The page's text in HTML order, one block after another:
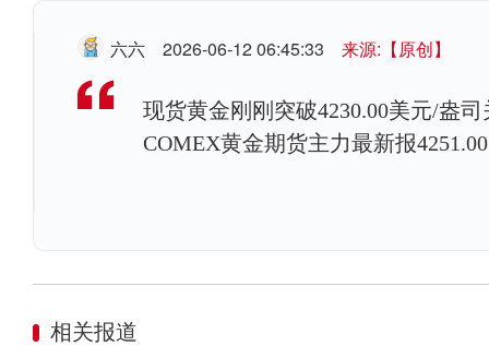
六六 2026-06-12 06:45:33 来源:【原创】
现货黄金刚刚突破4230.00美元/盎
COMEX黄金期货主力最新报
相关报道